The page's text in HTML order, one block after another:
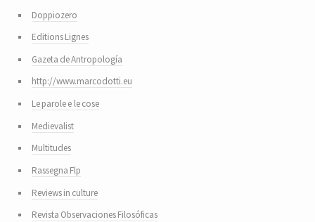
Doppiozero
Editions Lignes
Gazeta de Antropología
http://www.marcodotti.eu
Le parole e le cose
Medievalist
Multitudes
Rassegna Flp
Reviews in culture
Revista Observaciones Filosóficas